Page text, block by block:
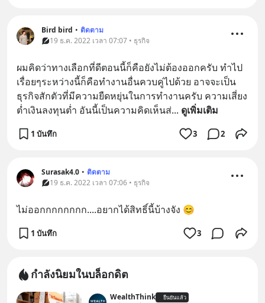
Bird bird • ติดตาม
19 ธ.ค. 2022 เวลา 07:07 • ธุรกิจ
ผมคิดว่าทางเลือกที่ดีตอนนี้ก็คือยังไม่ต้องออกครับ ทำไป
เรื่อยๆระหว่างนี้ก็คือทำงานอื่นควบคู่ไปด้วย อาจจะเป็น
ธุรกิจสักตัวที่มีความยืดหยุ่นในการทำงานครับ ความเสี่ยง
ต่ำเงินลงทุนต่ำ อันนี้เป็นความคิดเห็นส่... ดูเพิ่มเติม
1 บันทึก 3 2
Surasak4.0 • ติดตาม
19 ธ.ค. 2022 เวลา 07:06 • ธุรกิจ
ไม่ออกกกกกกกก....อยากได้สิทธิ์นี้บ้างจัง 😊
1 บันทึก 3
กำลังนิยมในบล็อกดิต
WealthThink ยืนยันแล้ว